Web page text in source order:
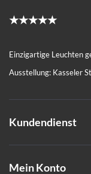
★★★★★
Einzigartige Leuchten
Ausstellung: Kasseler
Kundendienst
Mein Konto